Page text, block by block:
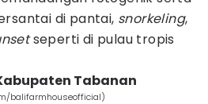
di pantai, snorkeling,
seperti di pulau tropis
Tabanan
balifarmhouseofficial)